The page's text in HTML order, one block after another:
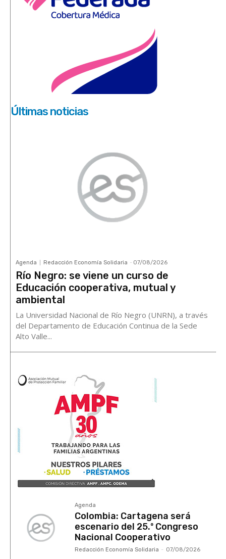
Últimas noticias
Agenda Redacción Economía Solidaria - 07/08/2026
Río Negro: se viene un curso de
Educación cooperativa, mutual y
ambiental
La Universidad Nacional de Río Negro (UNRN), a través
del Departamento de Educación Continua de la Sede
Alto Valle...
Agenda
Colombia: Cartagena será
escenario del 25.º Congreso
Nacional Cooperativo
Redacción Economía Solidaria - 07/08/2026